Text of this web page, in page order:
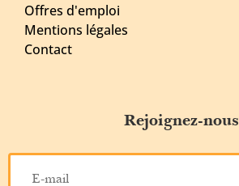
Offres d'emploi
Mentions légales
Contact
Rejoignez-nous